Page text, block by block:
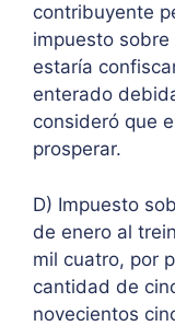
contribuyente
impuesto
estaría
enterado
consideró que
prosperar.
D) Impuesto
de enero al
mil cuatro, por
cantidad de
novecientos